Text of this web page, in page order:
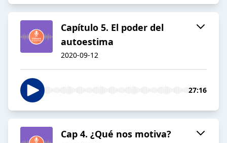
Capítulo 5. El poder del
autoestima
2020-09-12
27:16
Cap 4. ¿Qué nos motiva?